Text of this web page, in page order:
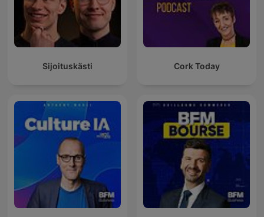
Sijoituskästi Cork Today